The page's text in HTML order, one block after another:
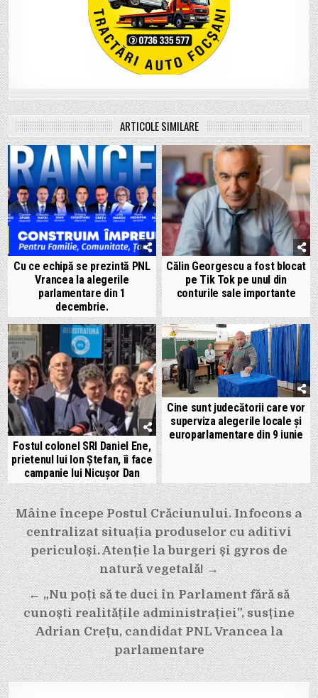
ARTICOLE SIMILARE
Cu ce echipă se prezintă PNL
Vrancea la alegerile
parlamentare din 1
decembrie.
Călin Georgescu a fost blocat
pe Tik Tok pe unul din
conturile sale importante
Fostul colonel SRI Daniel Ene,
prietenul lui Ion Ștefan, îi face
campanie lui Nicușor Dan
Cine sunt judecătorii care vor
superviza alegerile locale și
europarlamentare din 9 iunie
Navigare
în
articole
Mâine începe Postul Crăciunului. Infocons a
centralizat situația produselor cu aditivi
periculoși. Atenție la burgeri și gyros de
natură vegetală! →
← „Nu poți să te duci în Parlament fără să
cunoști realitățile administrației”, susține
Adrian Crețu, candidat PNL Vrancea la
parlamentare